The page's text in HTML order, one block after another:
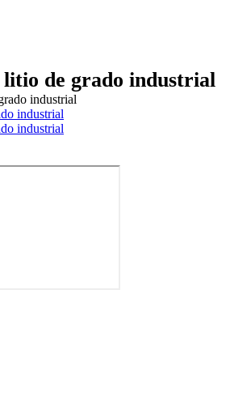
litio de grado industrial
industrial
industrial